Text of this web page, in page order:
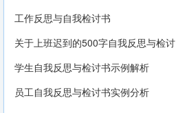
工作反思与自我检讨书
关于上班迟到的500字自我反思与检讨
学生自我反思与检讨书示例解析
员工自我反思与检讨书实例分析